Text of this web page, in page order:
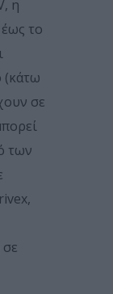
η
το
(κάτω
σε
των